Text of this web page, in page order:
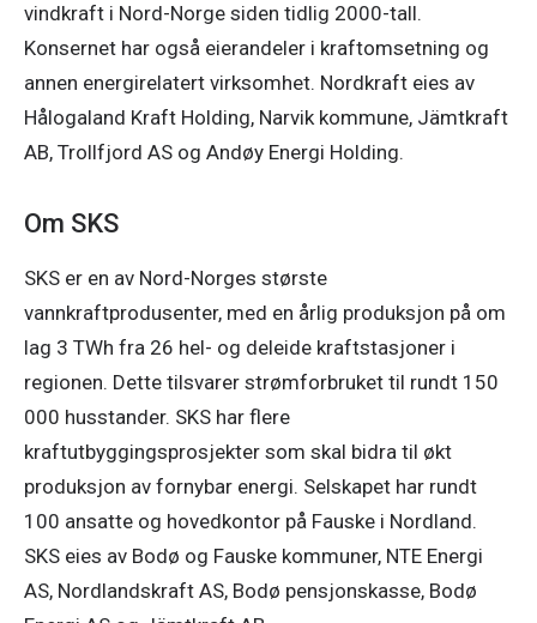
vindkraft i Nord-Norge siden tidlig 2000-tall.
Konsernet har også eierandeler i kraftomsetning og
annen energirelatert virksomhet. Nordkraft eies av
Hålogaland Kraft Holding, Narvik kommune, Jämtkraft
AB, Trollfjord AS og Andøy Energi Holding.
Om SKS
SKS er en av Nord-Norges største
vannkraftprodusenter, med en årlig produksjon på om
lag 3 TWh fra 26 hel- og deleide kraftstasjoner i
regionen. Dette tilsvarer strømforbruket til rundt 150
000 husstander. SKS har flere
kraftutbyggingsprosjekter som skal bidra til økt
produksjon av fornybar energi. Selskapet har rundt
100 ansatte og hovedkontor på Fauske i Nordland.
SKS eies av Bodø og Fauske kommuner, NTE Energi
AS, Nordlandskraft AS, Bodø pensjonskasse, Bodø